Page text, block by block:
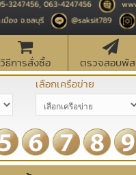
วิธีการสั่งซื้อ
ตรวจสอบพั
เลือกเครือข่าย